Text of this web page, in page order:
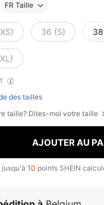
FR Taille
36 (S)
des tailles
taille? Dites-moi votre taille
AJOUTER AU
jusqu'à 10 points SHEIN